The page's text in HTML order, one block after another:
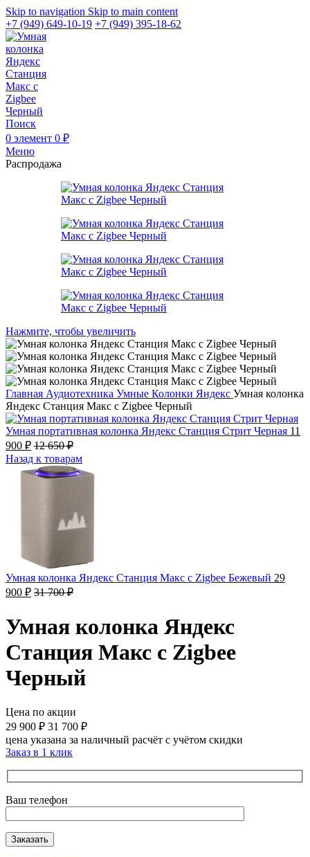
Skip to navigation Skip to main content
+7 (949) 649-10-19 +7 (949) 395-18-62
Поиск
0 элемент 0 ₽
Меню
Распродажа
Нажмите, чтобы увеличить
Главная Аудиотехника Умные Колонки Яндекс Умная колонка
Яндекс Станция Макс с Zigbee Черный
Умная портативная колонка Яндекс Станция Стрит Черная 11
900 ₽ 12 650₽
Назад к товарам
Умная колонка Яндекс Станция Макс с Zigbee Бежевый 29
900 ₽ 31 700₽
Умная колонка Яндекс
Станция Макс с Zigbee
Черный
Цена по акции
29 900 ₽ 31 700 ₽
цена указана за наличный расчёт с учётом скидки
Заказ в 1 клик
Ваш телефон